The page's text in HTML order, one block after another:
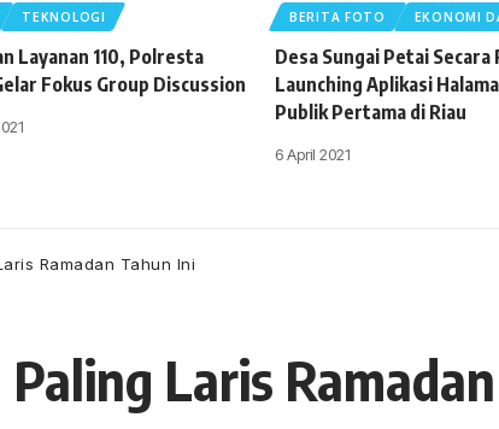
TEKNOLOGI
Layanan 110, Polresta
Fokus Group Discussion
BERITA FOTO EKONOMI
Desa Sungai Petai Secara
Launching Aplikasi
Publik Pertama di Riau
6 April 2021
Ramadan Tahun Ini
Paling Laris